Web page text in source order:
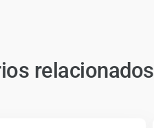
relacionados